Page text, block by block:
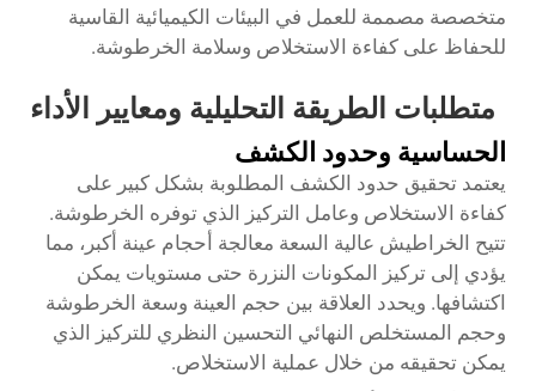
متخصصة مصممة للعمل في البيئات الكيميائية القاسية
للحفاظ على كفاءة الاستخلاص وسلامة الخرطوشة.
متطلبات الطريقة التحليلية ومعايير الأداء
الحساسية وحدود الكشف
يعتمد تحقيق حدود الكشف المطلوبة بشكل كبير على
كفاءة الاستخلاص وعامل التركيز الذي توفره الخرطوشة.
تتيح الخراطيش عالية السعة معالجة أحجام عينة أكبر، مما
يؤدي إلى تركيز المكونات النزرة حتى مستويات يمكن
اكتشافها. ويحدد العلاقة بين حجم العينة وسعة الخرطوشة
وحجم المستخلص النهائي التحسين النظري للتركيز الذي
يمكن تحقيقه من خلال عملية الاستخلاص.